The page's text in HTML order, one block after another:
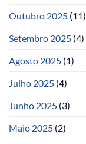
Outubro 2025 (11)
Setembro 2025 (4)
Agosto 2025 (1)
Julho 2025 (4)
Junho 2025 (3)
Maio 2025 (2)